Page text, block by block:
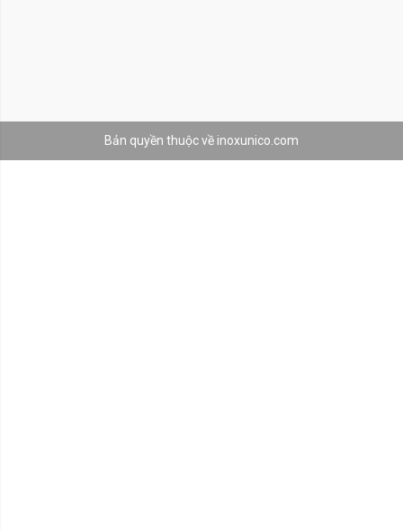
Bản quyền thuộc về inoxunico.com